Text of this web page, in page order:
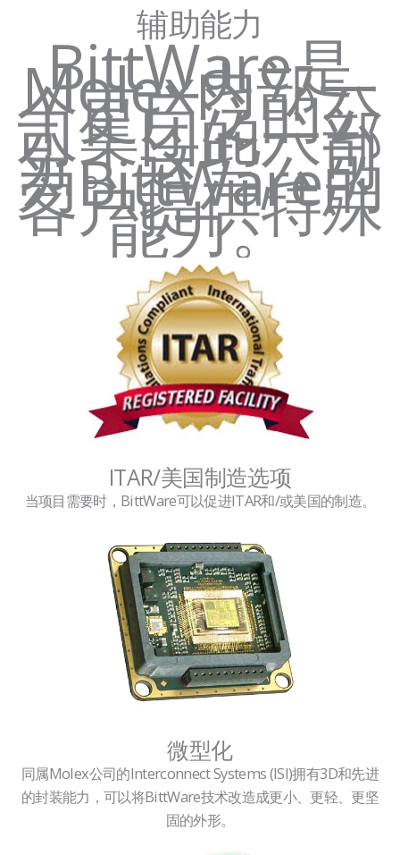
辅助能力
BittWare是
Molex内部一
个更广泛的公
司集团的一部
分。这些公司
为BittWare的
客户提供特殊
能力。
ITAR/美国制造选项
当项目需要时，BittWare可以促进ITAR和/或美国的制造。
微型化
同属Molex公司的Interconnect Systems (ISI)拥有3D和先进
的封装能力，可以将BittWare技术改造成更小、更轻、更坚
固的外形。